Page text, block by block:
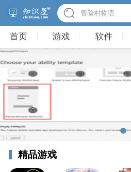
英雄无敌3塔防
首页 游戏 软件
精品游戏